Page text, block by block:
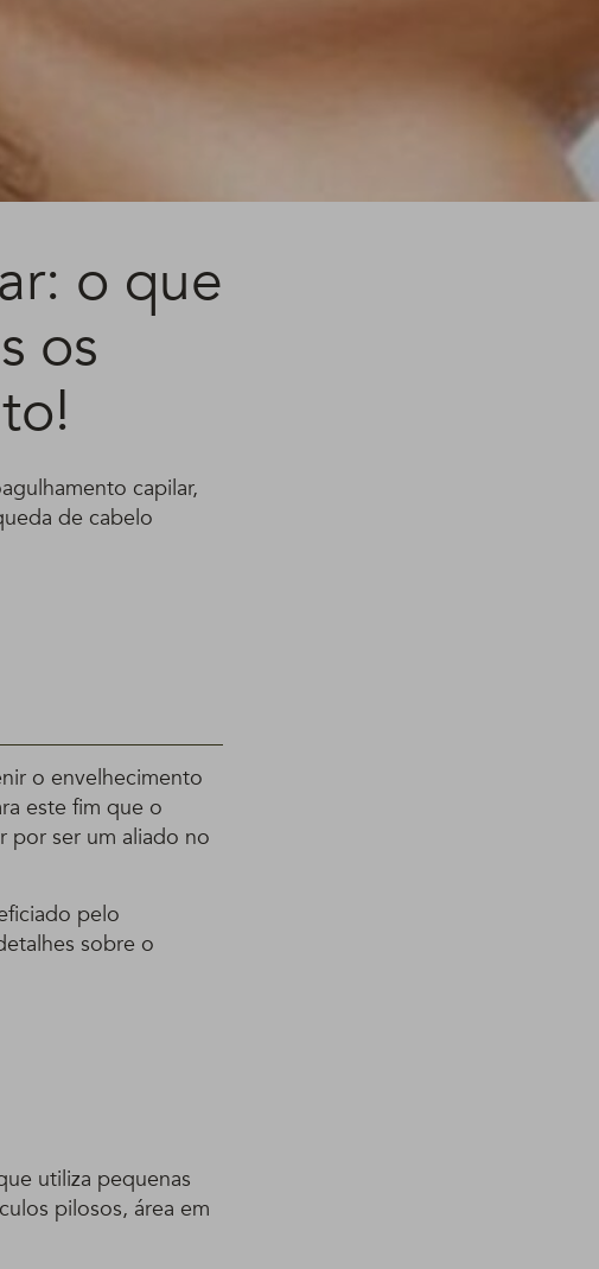
o que
os
capilar,
de cabelo
o envelhecimento
este fim que o
por ser um aliado no
pelo
sobre o
utiliza pequenas
pilosos, área em